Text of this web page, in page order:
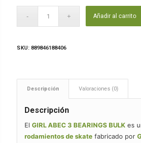
Añadir al carrito
SKU: 889846188406
Descripción Valoraciones (0)
Descripción
El GIRL ABEC 3 BEARINGS BULKes
rodamientos de skatefabricado por